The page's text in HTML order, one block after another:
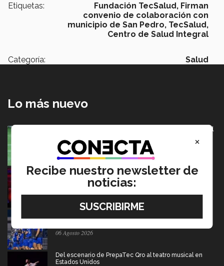
Etiquetas:
Fundación TecSalud, Firman
convenio de colaboración con
municipio de San Pedro, TecSalud,
Centro de Salud Integral
Categoría: Salud
Lo más nuevo
México va por pase olímpico en mundial de flag football
07 Agosto 2026
Música y teatro: EXATEC en el elenco de El Fantasma
de la Ópera Mexico
americano
06 Agosto 2026
Del escenario de PrepaTec Qro al teatro musical en
Estados Unidos
×
Recibe nuestro newsletter de
noticias: